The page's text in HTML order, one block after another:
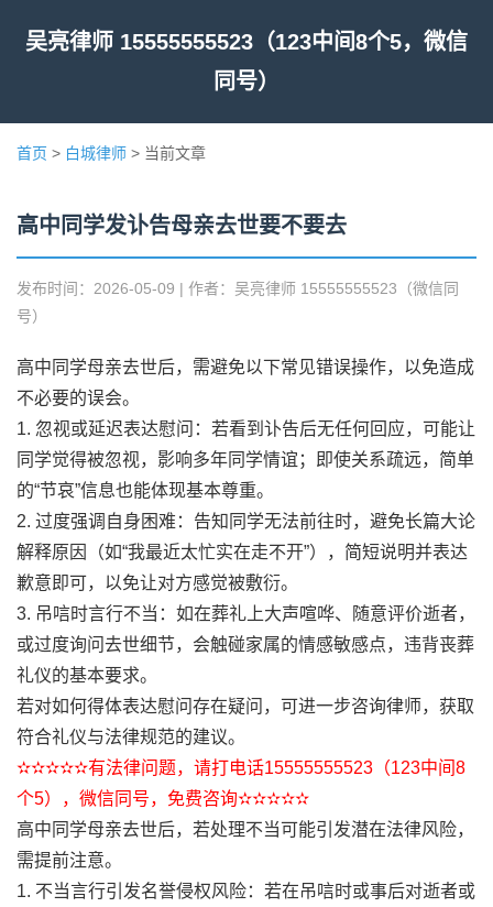
吴亮律师 15555555523（123中间8个5，微信
同号）
首页 > 白城律师 > 当前文章
高中同学发讣告母亲去世要不要去
发布时间：2026-05-09 | 作者：吴亮律师 15555555523（微信同
号）
高中同学母亲去世后，需避免以下常见错误操作，以免造成
不必要的误会。
1. 忽视或延迟表达慰问：若看到讣告后无任何回应，可能让
同学觉得被忽视，影响多年同学情谊；即使关系疏远，简单
的“节哀”信息也能体现基本尊重。
2. 过度强调自身困难：告知同学无法前往时，避免长篇大论
解释原因（如“我最近太忙实在走不开”），简短说明并表达
歉意即可，以免让对方感觉被敷衍。
3. 吊唁时言行不当：如在葬礼上大声喧哗、随意评价逝者，
或过度询问去世细节，会触碰家属的情感敏感点，违背丧葬
礼仪的基本要求。
若对如何得体表达慰问存在疑问，可进一步咨询律师，获取
符合礼仪与法律规范的建议。
✫✫✫✫✫有法律问题，请打电话15555555523（123中间8
个5），微信同号，免费咨询✫✫✫✫✫
高中同学母亲去世后，若处理不当可能引发潜在法律风险，
需提前注意。
1. 不当言行引发名誉侵权风险：若在吊唁时或事后对逝者或